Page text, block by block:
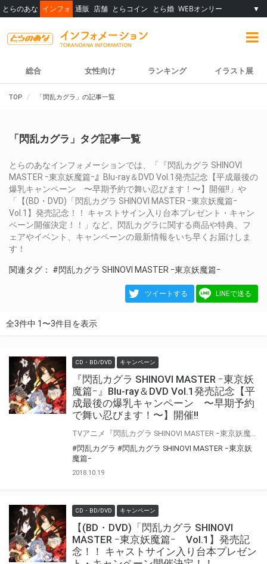
とらのあな インフォ 通販 店舗 とらコイン とら婚 WEBオンリー ▼
総合 女性向け ランキング イラスト展
TOP 「閃乱カグラ」の記事一覧
「閃乱カグラ」タグ記事一覧
とらのあなインフォメーションでは、「『閃乱カグラ SHINOVI
MASTER ｰ東京妖魔篇ｰ』Blu-ray＆DVD Vol.1発売記念【平成最後の
爆乳キャンペーン 〜早期予約で舞い忍びます！〜】開催!!」や
「【(BD・DVD)「閃乱カグラ SHINOVI MASTER ｰ東京妖魔篇ｰ
Vol.1】発売記念！！ キャストサイン入り台本プレゼント・キャン
ペーン開催決定！！」など、閃乱カグラに関する商品や特典、フ
ェアやイベント、キャンペーンの最新情報をいち早くお届けしま
す！
関連タグ： #閃乱カグラ SHINOVI MASTER ｰ東京妖魔篇ｰ
ツイートする LINEで送る
全3件中 1〜3件目を表示
CD・BD/DVD キャンペーン
『閃乱カグラ SHINOVI MASTER ｰ東京妖
魔篇ｰ』Blu-ray＆DVD Vol.1発売記念【平
成最後の爆乳キャンペーン 〜早期予約
で舞い忍びます！〜】開催!!
#閃乱カグラ #閃乱カグラ SHINOVI MASTER ｰ東京妖
魔篇ｰ
2018.10.19
CD・BD/DVD キャンペーン
【(BD・DVD)「閃乱カグラ SHINOVI
MASTER ｰ東京妖魔篇ｰ Vol.1】発売記
念！！ キャストサイン入り台本プレゼン